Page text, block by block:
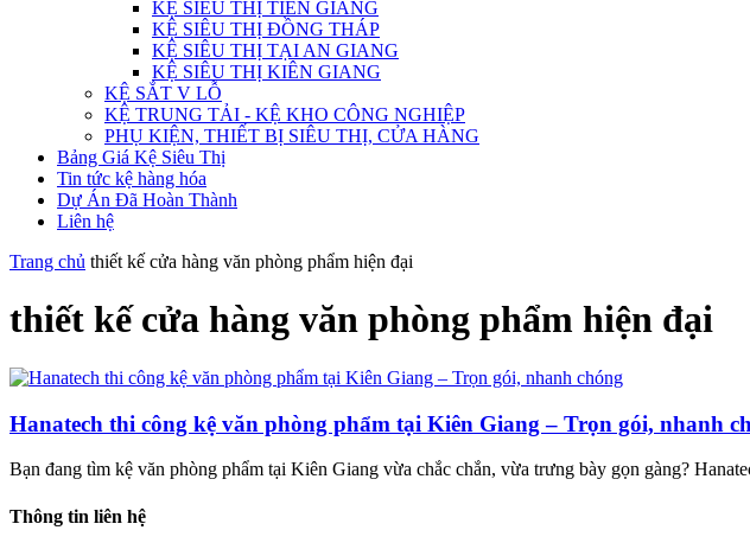
KỆ SIÊU THỊ TIỀN GIANG
KỆ SIÊU THỊ ĐỒNG THÁP
KỆ SIÊU THỊ TẠI AN GIANG
KỆ SIÊU THỊ KIÊN GIANG
KỆ SẮT V LỖ
KỆ TRUNG TẢI - KỆ KHO CÔNG NGHIỆP
PHỤ KIỆN, THIẾT BỊ SIÊU THỊ, CỬA HÀNG
Bảng Giá Kệ Siêu Thị
Tin tức kệ hàng hóa
Dự Án Đã Hoàn Thành
Liên hệ
Trang chủ thiết kế cửa hàng văn phòng phẩm hiện đại
thiết kế cửa hàng văn phòng phẩm hiện đại
Hanatech thi công kệ văn phòng phẩm tại Kiên Giang – Trọn gói, nhanh
Bạn đang tìm kệ văn phòng phẩm tại Kiên Giang vừa chắc chắn, vừa trưng bày gọn gàng?
Thông tin liên hệ